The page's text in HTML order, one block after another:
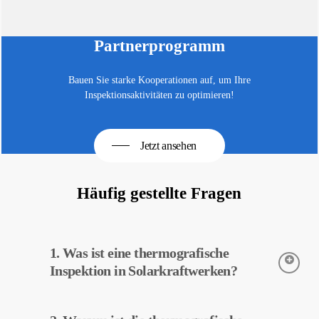
Partnerprogramm
Bauen Sie starke Kooperationen auf, um Ihre
Inspektionsaktivitäten zu optimieren!
Jetzt ansehen
Häufig gestellte Fragen
1. Was ist eine thermografische
Inspektion in Solarkraftwerken?